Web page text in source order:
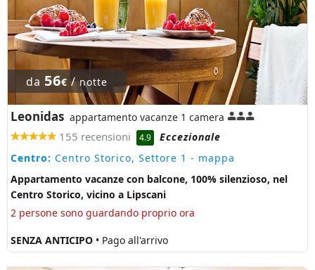
da 56€ /notte
Leonidas appartamento vacanze 1 camera
155 recensioni 4.9
Eccezionale
Centro: Centro Storico, Settore 1 - mappa
Appartamento vacanze con balcone, 100% silenzioso, nel
Centro Storico, vicino a Lipscani
2 persone sono guardando proprio ora
SENZA ANTICIPO • Pago all'arrivo